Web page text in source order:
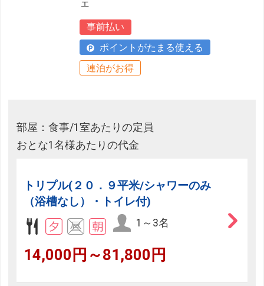
ェ
事前払い
ポイントがたまる使える
連泊がお得
部屋：食事/1室あたりの定員
おとな1名様あたりの代金
トリプル(２０．９平米/シャワーのみ
（浴槽なし）・トイレ付)
1～3名
14,000円～81,800円